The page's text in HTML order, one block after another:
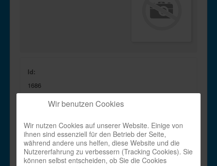
Id:
1686
Choreograph:
En:
Dangerous Fire_en.pdf
Wir benutzen Cookies
Wir nutzen Cookies auf unserer Website. Einige von
ihnen sind essenziell für den Betrieb der Seite,
während andere uns helfen, diese Website und die
Nutzererfahrung zu verbessern (Tracking Cookies). Sie
können selbst entscheiden, ob Sie die Cookies